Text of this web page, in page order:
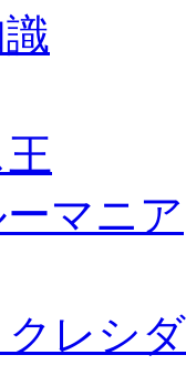
マニア
クレシダ